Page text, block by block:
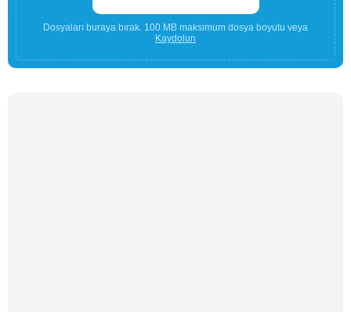
Dosyaları buraya bırak. 100 MB maksimum dosya boyutu veya
Kaydolun